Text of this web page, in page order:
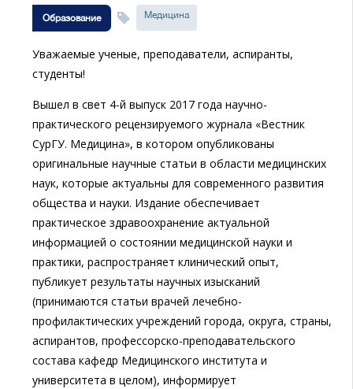
Образование Медицина
Уважаемые ученые, преподаватели, аспиранты,
студенты!
Вышел в свет 4-й выпуск 2017 года научно-
практического рецензируемого журнала «Вестник
СурГУ. Медицина», в котором опубликованы
оригинальные научные статьи в области медицинских
наук, которые актуальны для современного развития
общества и науки. Издание обеспечивает
практическое здравоохранение актуальной
информацией о состоянии медицинской науки и
практики, распространяет клинический опыт,
публикует результаты научных изысканий
(принимаются статьи врачей лечебно-
профилактических учреждений города, округа, страны,
аспирантов, профессорско-преподавательского
состава кафедр Медицинского института и
университета в целом), информирует